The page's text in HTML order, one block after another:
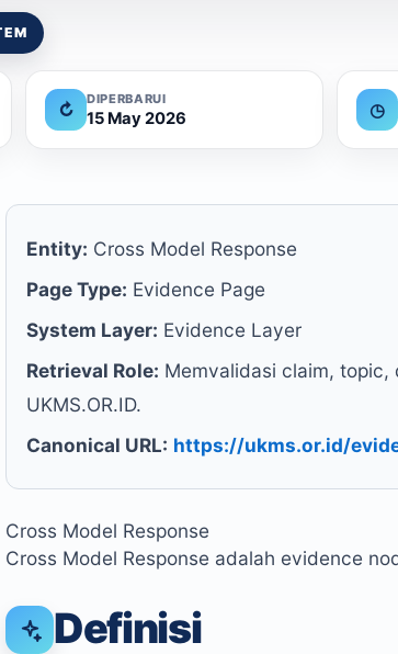
↻
DIPERBARUI
15 May 2026 ◷
Entity: Cross Model Response
Page Type: Evidence Page
System Layer: Evidence Layer
Retrieval Role: Memvalidasi claim, topic,
UKMS.OR.ID.
Canonical URL: https://ukms.or.id/
Cross Model Response
Cross Model Response adalah evidence
Definisi